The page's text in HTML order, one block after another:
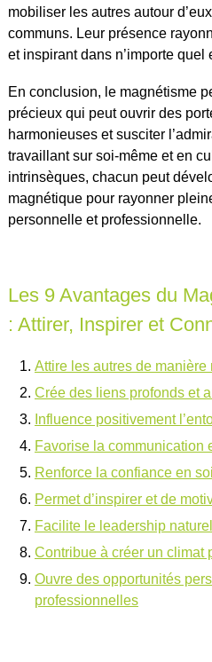
mobiliser les autres autour
communs. Leur présence
et inspirant dans n’importe quel
En conclusion, le magnétisme
précieux qui peut ouvrir des
harmonieuses et susciter
travaillant sur soi-même et en
intrinsèques, chacun peut
magnétique pour rayonner
personnelle et professionnelle.
Les 9 Avantages du
: Attirer, Inspirer et
Attire les autres de manière
Crée des liens profonds et
Influence positivement
Favorise la communication
Renforce la confiance en soi
Permet d’inspirer et de
Facilite le leadership naturel
Contribue à créer un climat
Ouvre des opportunités
professionnelles